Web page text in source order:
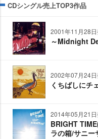
CDシングル売上TOP3作品
2001年11月28
～Midnight
2002年07月24
くちばしにチ
2014年05月21
BRIGHT
ラの箱/サニー